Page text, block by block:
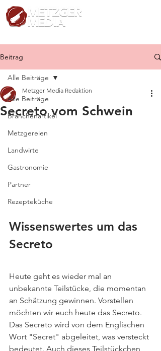
Beitrag
Alle Beiträge
Branchenartikel
Metzgereien
Landwirte
Gastronomie
Partner
Rezepteküche
Alle Beiträge
Secreto vom Schwein
Metzger Media Redaktion
Wissenswertes um das
Secreto
Heute geht es wieder mal an
unbekannte Teilstücke, die momentan
an Schätzung gewinnen. Vorstellen
möchten wir euch heute das Secreto.
Das Secreto wird von dem Englischen
Wort "Secret" abgeleitet, was versteckt
bedeutet. Auch dieses Teilstückchen